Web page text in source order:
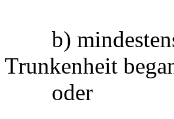
b) mindestens
Trunkenheit
oder